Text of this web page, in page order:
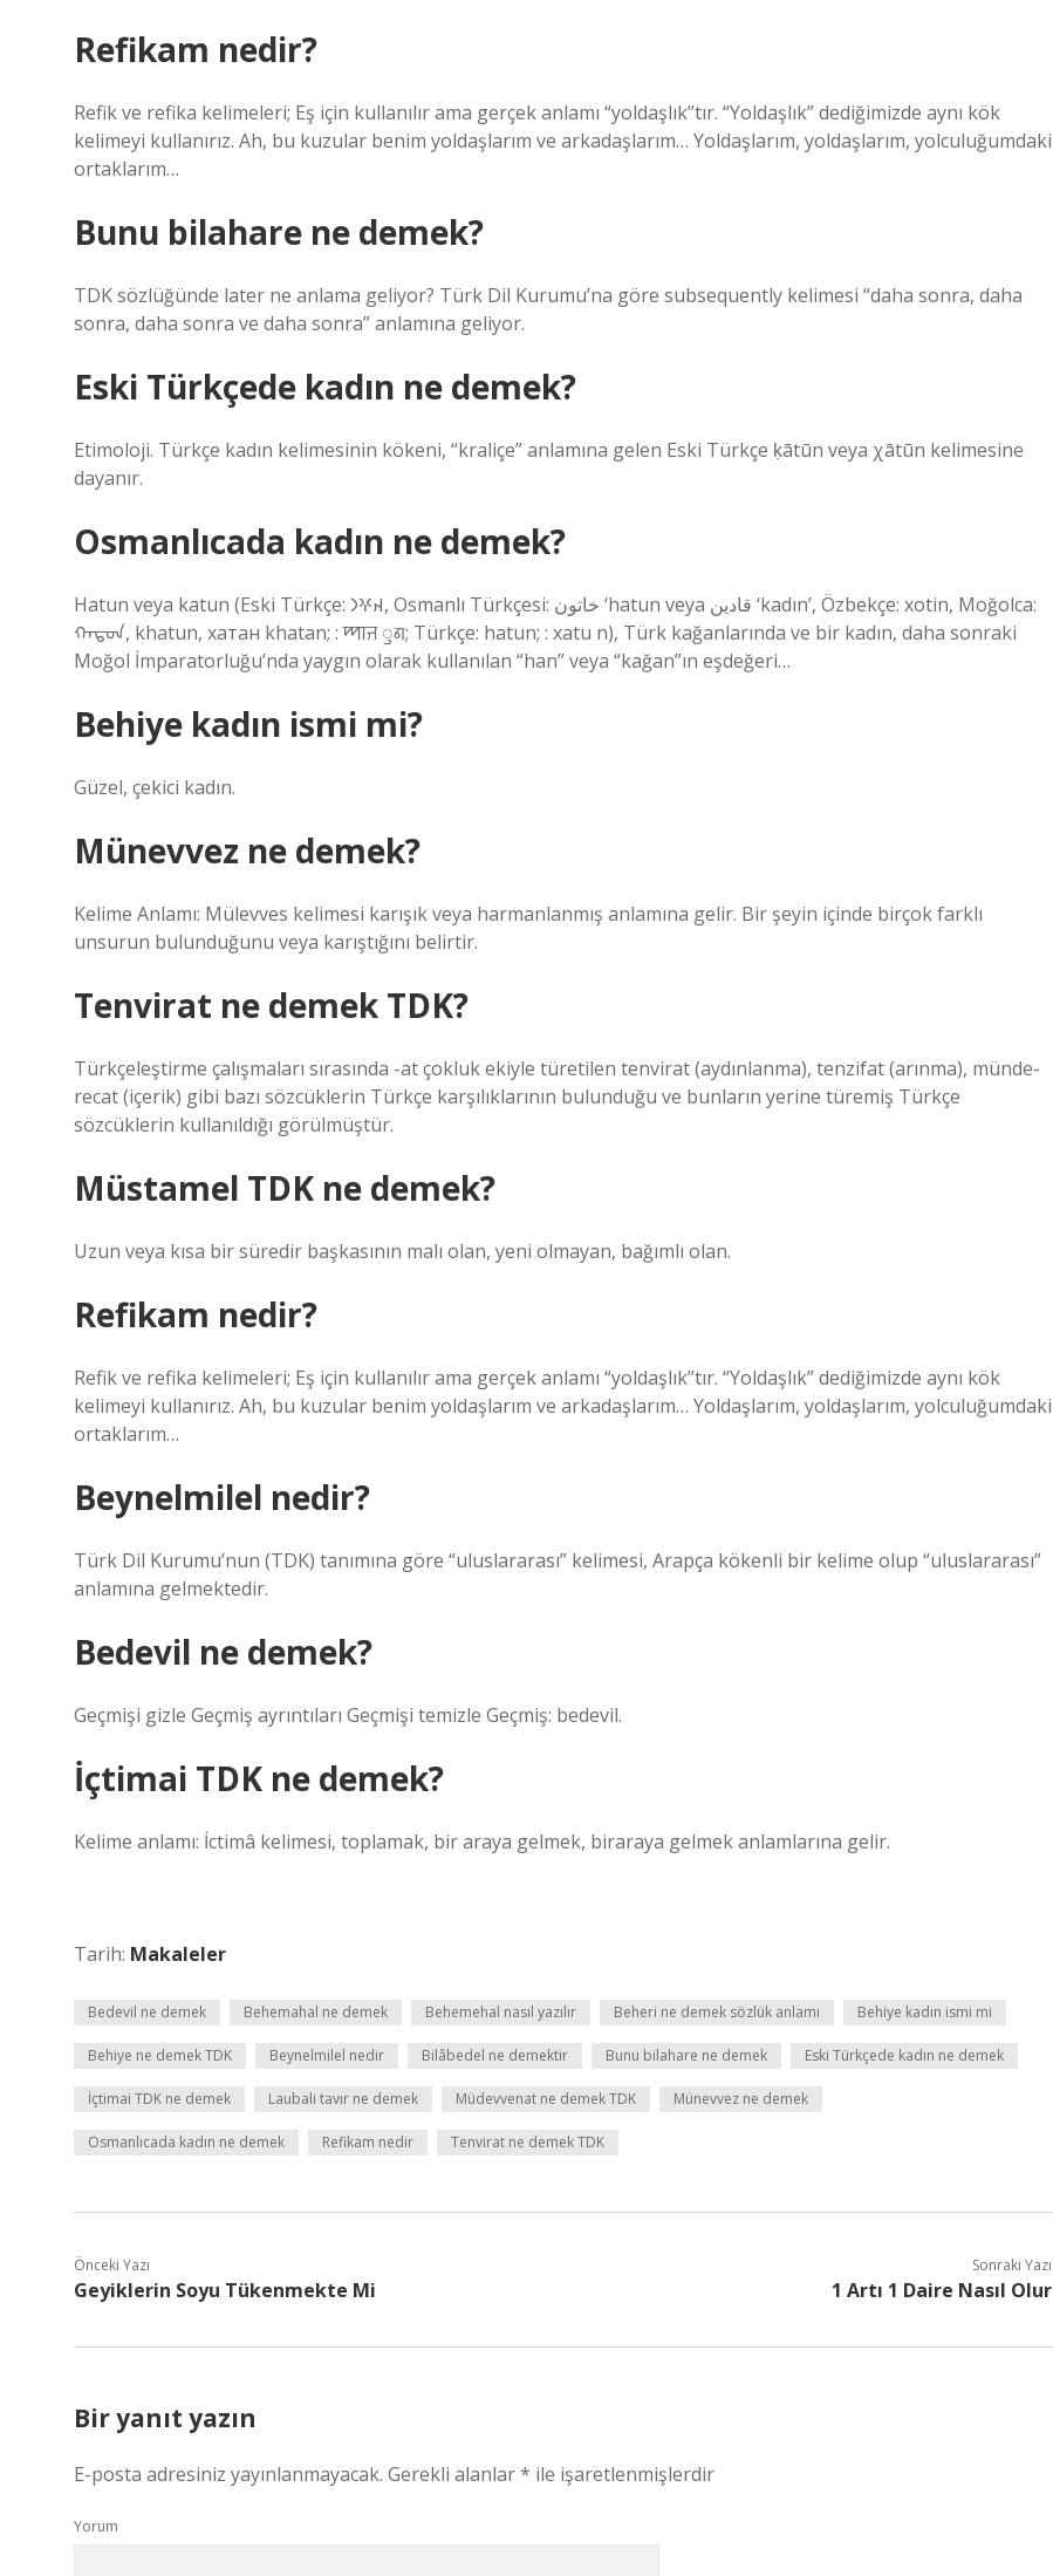
Refikam nedir?
Refik ve refika kelimeleri; Eş için kullanılır ama gerçek anlamı “yoldaşlık”tır. “Yoldaşlık” dediğimizde aynı kök
kelimeyi kullanırız. Ah, bu kuzular benim yoldaşlarım ve arkadaşlarım… Yoldaşlarım, yoldaşlarım, yolculuğumdaki
ortaklarım…
Bunu bilahare ne demek?
TDK sözlüğünde later ne anlama geliyor? Türk Dil Kurumu’na göre subsequently kelimesi “daha sonra, daha
sonra, daha sonra ve daha sonra” anlamına geliyor.
Eski Türkçede kadın ne demek?
Etimoloji. Türkçe kadın kelimesinin kökeni, “kraliçe” anlamına gelen Eski Türkçe ḳātūn veya χātūn kelimesine
dayanır.
Osmanlıcada kadın ne demek?
Hatun veya katun (Eski Türkçe: 𐰴𐰍𐰣‎, Osmanlı Türkçesi: خاتون‎ ‘hatun veya قادین ‘kadın’, Özbekçe: xotin, Moğolca:
ᠬᠠᠲᠤᠨ, khatun, хатан khatan; : ꠈꠣꠔ ꠥꠘ; Türkçe: hatun; : xatu n), Türk kağanlarında ve bir kadın, daha sonraki
Moğol İmparatorluğu’nda yaygın olarak kullanılan “han” veya “kağan”ın eşdeğeri…
Behiye kadın ismi mi?
Güzel, çekici kadın.
Münevvez ne demek?
Kelime Anlamı: Mülevves kelimesi karışık veya harmanlanmış anlamına gelir. Bir şeyin içinde birçok farklı
unsurun bulunduğunu veya karıştığını belirtir.
Tenvirat ne demek TDK?
Türkçeleştirme çalışmaları sırasında -at çokluk ekiyle türetilen tenvirat (aydınlanma), tenzifat (arınma), münde-
recat (içerik) gibi bazı sözcüklerin Türkçe karşılıklarının bulunduğu ve bunların yerine türemiş Türkçe
sözcüklerin kullanıldığı görülmüştür.
Müstamel TDK ne demek?
Uzun veya kısa bir süredir başkasının malı olan, yeni olmayan, bağımlı olan.
Refikam nedir?
Refik ve refika kelimeleri; Eş için kullanılır ama gerçek anlamı “yoldaşlık”tır. “Yoldaşlık” dediğimizde aynı kök
kelimeyi kullanırız. Ah, bu kuzular benim yoldaşlarım ve arkadaşlarım… Yoldaşlarım, yoldaşlarım, yolculuğumdaki
ortaklarım…
Beynelmilel nedir?
Türk Dil Kurumu’nun (TDK) tanımına göre “uluslararası” kelimesi, Arapça kökenli bir kelime olup “uluslararası”
anlamına gelmektedir.
Bedevil ne demek?
Geçmişi gizle Geçmiş ayrıntıları Geçmişi temizle Geçmiş: bedevil.
İçtimai TDK ne demek?
Kelime anlamı: İctimâ kelimesi, toplamak, bir araya gelmek, biraraya gelmek anlamlarına gelir.
Tarih: Makaleler
Bedevil ne demek Behemahal ne demek Behemehal nasıl yazılır Beheri ne demek sözlük anlamı Behiye kadın ismi mi
Behiye ne demek TDK Beynelmilel nedir Bilâbedel ne demektir Bunu bilahare ne demek Eski Türkçede kadın ne demek
İçtimai TDK ne demek Laubali tavır ne demek Müdevvenat ne demek TDK Münevvez ne demek
Osmanlıcada kadın ne demek Refikam nedir Tenvirat ne demek TDK
Önceki Yazı
Geyiklerin Soyu Tükenmekte Mi
Sonraki Yazı
1 Artı 1 Daire Nasıl Olur
Bir yanıt yazın
E-posta adresiniz yayınlanmayacak. Gerekli alanlar* ile işaretlenmişlerdir
Yorum